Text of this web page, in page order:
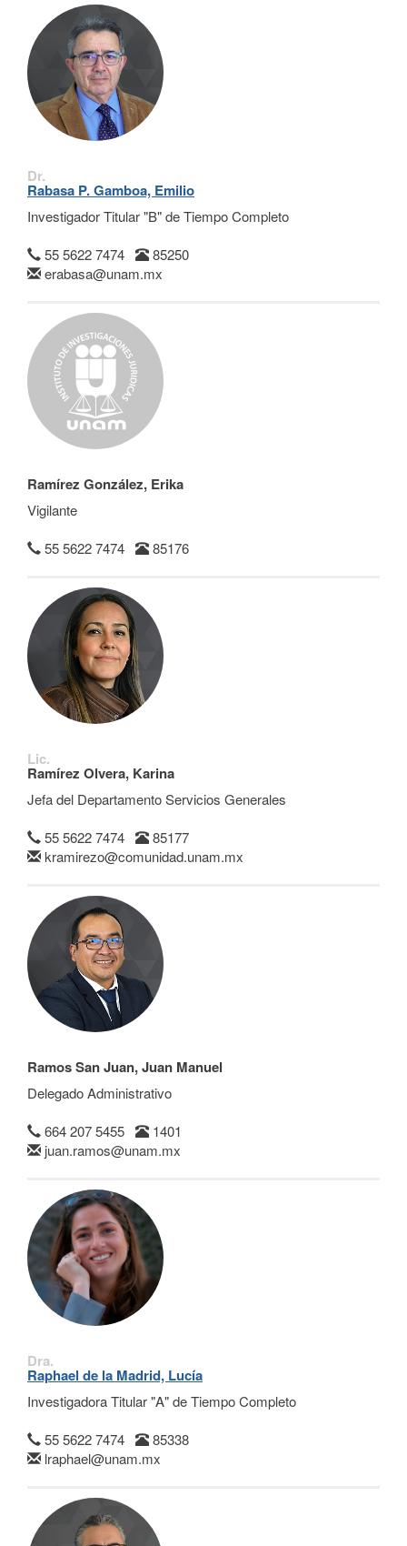
Dr.
Rabasa P. Gamboa, Emilio
Investigador Titular "B" de Tiempo Completo
55 5622 7474
85250
erabasa@unam.mx
Ramírez González, Erika
Vigilante
55 5622 7474
85176
Lic.
Ramírez Olvera, Karina
Jefa del Departamento Servicios Generales
55 5622 7474
85177
kramirezo@comunidad.unam.mx
Ramos San Juan, Juan Manuel
Delegado Administrativo
664 207 5455
1401
juan.ramos@unam.mx
Dra.
Raphael de la Madrid, Lucía
Investigadora Titular "A" de Tiempo Completo
55 5622 7474
85338
lraphael@unam.mx